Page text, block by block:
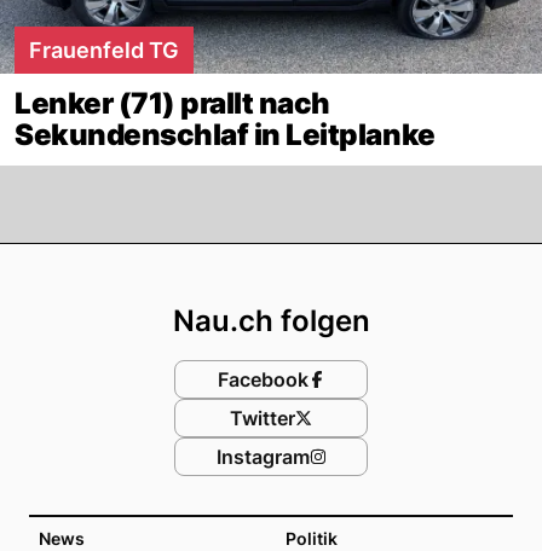
Frauenfeld TG
Lenker (71) prallt nach
Sekundenschlaf in Leitplanke
News Politik
Nau.ch folgen
Facebook
Twitter
Instagram